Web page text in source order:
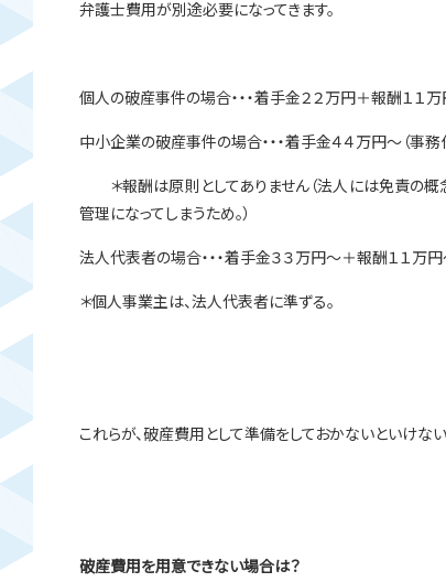
弁護士費用が別途必要になってきます。
個人の破産事件の場合・・・着手金２２万円＋報酬１１万
中小企業の破産事件の場合・・・着手金４４万円～（事務
＊報酬は原則としてありません（法人には免責の概
管理になってしまうため。）
法人代表者の場合・・・着手金３３万円～＋報酬１１万
＊個人事業主は、法人代表者に準ずる。
これらが、破産費用として準備をしておかないといけな
破産費用を用意できない場合は？